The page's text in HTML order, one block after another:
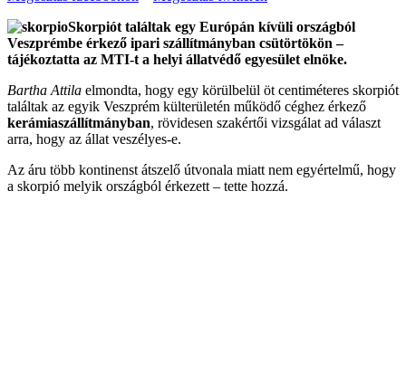
Skorpiót találtak egy Európán kívüli országból
Veszprémbe érkező ipari szállítmányban csütörtökön –
tájékoztatta az MTI-t a helyi állatvédő egyesület elnöke.
Bartha Attila elmondta, hogy egy körülbelül öt centiméteres skorpiót
találtak az egyik Veszprém külterületén működő céghez érkező
kerámiaszállítmányban, rövidesen szakértői vizsgálat ad választ
arra, hogy az állat veszélyes-e.
Az áru több kontinenst átszelő útvonala miatt nem egyértelmű, hogy
a skorpió melyik országból érkezett – tette hozzá.